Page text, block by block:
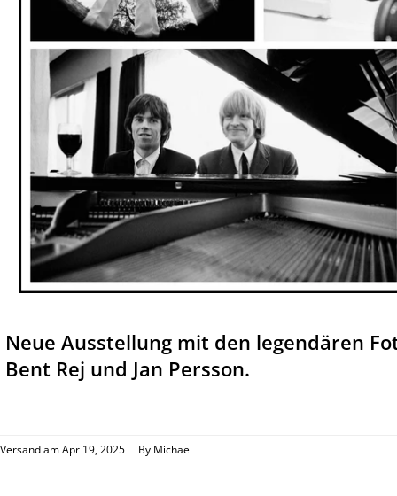
Neue Ausstellung mit den legendären
Bent Rej und Jan Persson.
Versand am Apr 19, 2025 By Michael